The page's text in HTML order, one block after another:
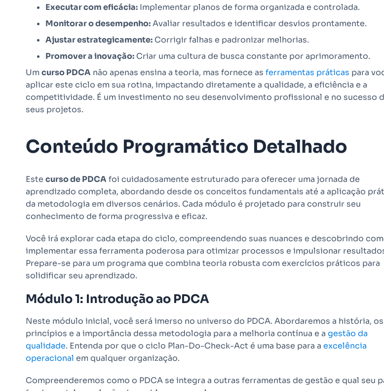
Executar com eficácia: Implementar planos de forma organizada e controlada.
Monitorar o desempenho:Avaliar resultados e identificar desvios prontamente.
Ajustar estrategicamente: Corrigir falhas e padronizar melhorias.
Promover a inovação: Criar uma cultura de busca constante por aprimoramento.
Umcurso PDCA não apenas ensina a teoria, mas fornece as ferramentas práticas para
aplicar este ciclo em sua rotina, impactando diretamente a qualidade, a eficiência e a
competitividade. É um investimento no seu desenvolvimento profissional e no sucesso
seus projetos.
Conteúdo Programático Detalhado
Este curso de PDCA foi cuidadosamente estruturado para oferecer uma jornada de
aprendizado completa, abordando desde os conceitos fundamentais até a aplicação
da metodologia em diversos cenários. Cada módulo é projetado para construir seu
conhecimento de forma progressiva e eficaz.
Você irá explorar cada etapa do ciclo, compreendendo suas nuances e descobrindo
implementar essa ferramenta poderosa para otimizar processos e impulsionar
Prepare-se para um programa que combina teoria robusta com exercícios práticos para
solidificar seu aprendizado.
Módulo 1: Introdução ao PDCA
Neste módulo inicial, você será imerso no universo do PDCA. Abordaremos a história, os
princípios e a importância dessa metodologia para a melhoria contínua e a gestão da
qualidade. Entenda por que o ciclo Plan-Do-Check-Act é uma base para a excelência
operacional em qualquer organização.
Compreenderemos como o PDCA se integra a outras ferramentas de gestão e qual seu